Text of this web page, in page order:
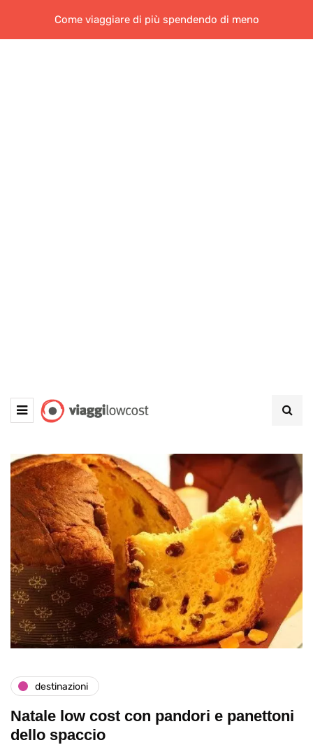
Come viaggiare di più spendendo di meno
destinazioni
Natale low cost con pandori e panettoni
dello spaccio